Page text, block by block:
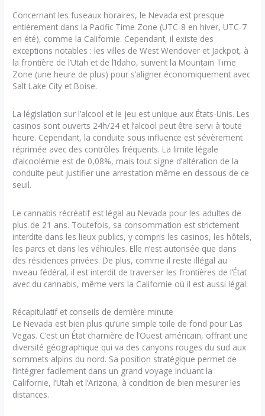
Concernant les fuseaux horaires, le Nevada est presque
entièrement dans la Pacific Time Zone (UTC-8 en hiver, UTC-7
en été), comme la Californie. Cependant, il existe des
exceptions notables : les villes de West Wendover et Jackpot, à
la frontière de l’Utah et de l’Idaho, suivent la Mountain Time
Zone (une heure de plus) pour s’aligner économiquement avec
Salt Lake City et Boise.
La législation sur l’alcool et le jeu est unique aux États-Unis. Les
casinos sont ouverts 24h/24 et l’alcool peut être servi à toute
heure. Cependant, la conduite sous influence est sévèrement
réprimée avec des contrôles fréquents. La limite légale
d’alcoolémie est de 0,08%, mais tout signe d’altération de la
conduite peut justifier une arrestation même en dessous de ce
seuil.
Le cannabis récréatif est légal au Nevada pour les adultes de
plus de 21 ans. Toutefois, sa consommation est strictement
interdite dans les lieux publics, y compris les casinos, les hôtels,
les parcs et dans les véhicules. Elle n’est autorisée que dans
des résidences privées. De plus, comme il reste illégal au
niveau fédéral, il est interdit de traverser les frontières de l’État
avec du cannabis, même vers la Californie où il est aussi légal.
Récapitulatif et conseils de dernière minute
Le Nevada est bien plus qu’une simple toile de fond pour Las
Vegas. C’est un État charnière de l’Ouest américain, offrant une
diversité géographique qui va des canyons rouges du sud aux
sommets alpins du nord. Sa position stratégique permet de
l’intégrer facilement dans un grand voyage incluant la
Californie, l’Utah et l’Arizona, à condition de bien mesurer les
distances.